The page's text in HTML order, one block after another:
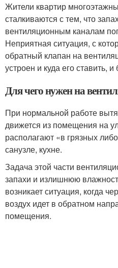
Жители квартир
сталкиваются с тем, что
вентиляционным каналам
Неприятная ситуация, с
обратный клапан на
устроен и куда его ставить,
Для чего нужен на
При нормальной работе
движется из помещения на
располагают «в грязных
санузле, кухне.
Задача этой части
запахи и излишнюю
возникает ситуация, когда
воздух идет в обратном
помещения.